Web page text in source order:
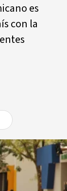
es
con la